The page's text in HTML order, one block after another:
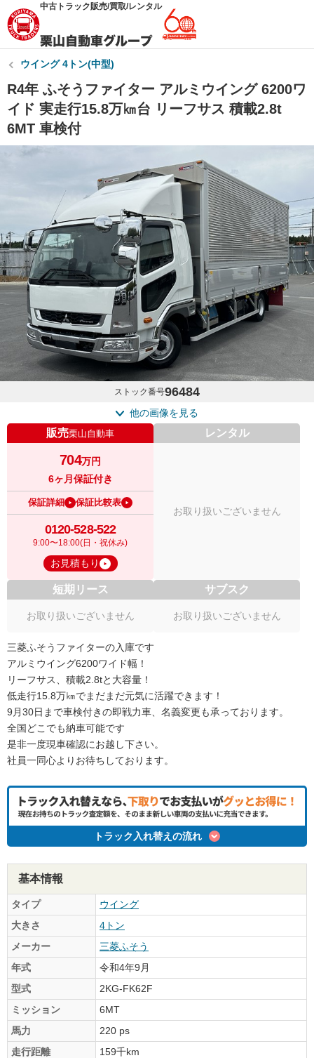
中古トラック販売/買取/レンタル
ウイング 4トン(中型)
R4年 ふそうファイター アルミウイング 6200ワ
イド 実走行15.8万㎞台 リーフサス 積載2.8t
6MT 車検付
ストック番号96484
他の画像を見る
販売栗山自動車
704万円
6ヶ月保証付き
保証詳細 保証比較表
0120-528-522
9:00〜18:00(日・祝休み)
お見積もり
レンタル
お取り扱いございません
短期リース
お取り扱いございません
サブスク
お取り扱いございません
三菱ふそうファイターの入庫です
アルミウイング6200ワイド幅！
リーフサス、積載2.8tと大容量！
低走行15.8万㎞でまだまだ元気に活躍できます！
9月30日まで車検付きの即戦力車、名義変更も承っております。
全国どこでも納車可能です
是非一度現車確認にお越し下さい。
社員一同心よりお待ちしております。
トラック入れ替えの流れ
基本情報
タイプ
ウイング
大きさ
4トン
メーカー
三菱ふそう
年式
令和4年9月
型式
2KG-FK62F
ミッション
6MT
馬力
220 ps
走行距離
159千km